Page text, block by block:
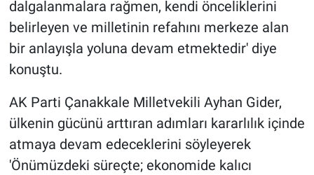
dalgalanmalara rağmen, kendi önceliklerini
belirleyen ve milletinin refahını merkeze alan
bir anlayışla yoluna devam etmektedir' diye
konuştu.
AK Parti Çanakkale Milletvekili Ayhan Gider,
ülkenin gücünü arttıran adımları kararlılık içinde
atmaya devam edeceklerini söyleyerek
'Önümüzdeki süreçte; ekonomide kalıcı